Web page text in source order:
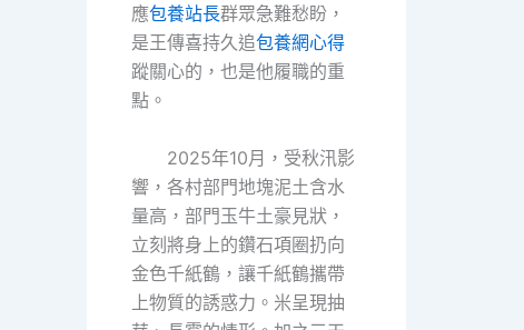
應包養站長群眾急難愁盼，
是王傳喜持久追包養網心得
蹤關心的，也是他履職的重
點。
2025年10月，受秋汛影
響，各村部門地塊泥土含水
量高，部門玉牛土豪見狀，
立刻將身上的鑽石項圈扔向
金色千紙鶴，讓千紙鶴攜帶
上物質的誘惑力。米呈現抽